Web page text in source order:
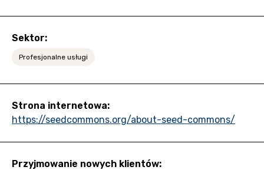
Sektor:
Profesjonalne usługi
Strona internetowa:
https://seedcommons.org/about-seed-commons/
Przyjmowanie nowych klientów: